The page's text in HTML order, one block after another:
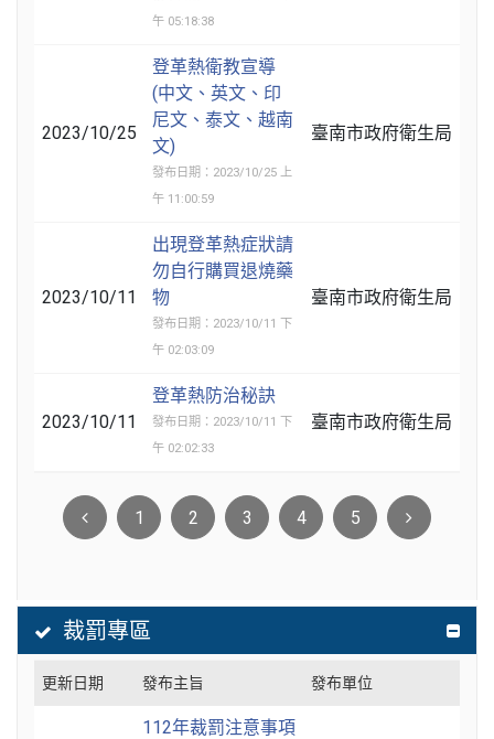
午 05:18:38
2023/10/25
登革熱衛教宣導
(中文、英文、印
尼文、泰文、越南
文)
發布日期：2023/10/25 上
午 11:00:59
臺南市政府衛生局
2023/10/11
出現登革熱症狀請
勿自行購買退燒藥
物
發布日期：2023/10/11 下
午 02:03:09
臺南市政府衛生局
2023/10/11
登革熱防治秘訣
發布日期：2023/10/11 下
午 02:02:33
臺南市政府衛生局
1 2 3 4 5
裁罰專區
更新日期 發布主旨 發布單位
112年裁罰注意事項